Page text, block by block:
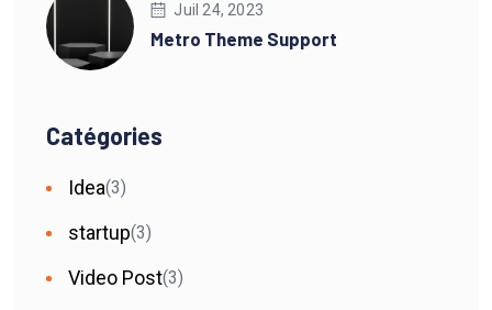
Juil 24, 2023
Metro Theme Support
Catégories
Idea(3)
startup(3)
Video Post(3)